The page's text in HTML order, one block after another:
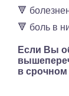
🔻
🔻 боль в
Если Вы
в срочном